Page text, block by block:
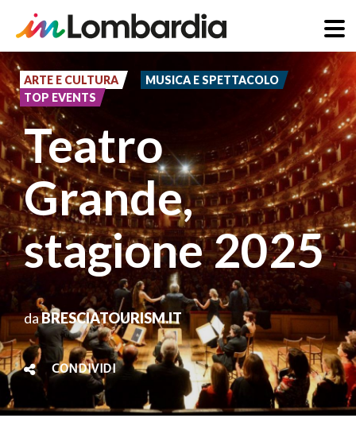
Salta
al
contenuto
principale
ARTE E CULTURA
MUSICA E SPETTACOLO
TOP EVENTS
Teatro
Grande,
stagione 2025
daBRESCIATOURISM.IT
CONDIVIDI